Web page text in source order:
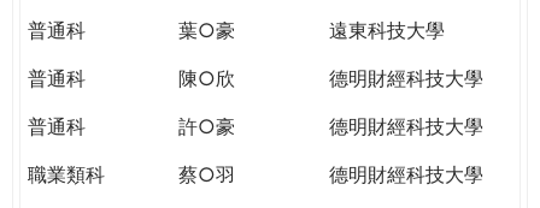
普通科
葉○豪
遠東科技大學
普通科
陳○欣
德明財經科技大學
普通科
許○豪
德明財經科技大學
職業類科
蔡○羽
德明財經科技大學